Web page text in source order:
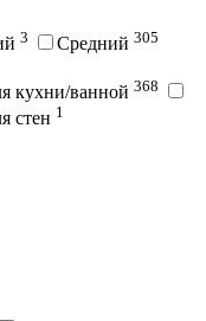
3 Средний 305
кухни/ванной 368
стен 1